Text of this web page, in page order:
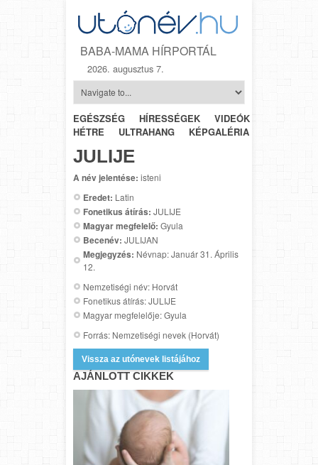
BABA-MAMA HÍRPORTÁL
2026. augusztus 7.
EGÉSZSÉG HÍRESSÉGEK VIDEÓK
HÉTRŐL-
HÉTRE
ULTRAHANG KÉPGALÉRIA
JULIJE
A név jelentése: isteni
Eredet: Latin
Fonetikus átírás: JULIJE
Magyar megfelelő: Gyula
Becenév: JULIJAN
Megjegyzés: Névnap: Január 31. Április
12.
Nemzetiségi név: Horvát
Fonetikus átírás: JULIJE
Magyar megfelelője: Gyula
Forrás: Nemzetiségi nevek (Horvát)
Vissza az utónevek listájához
AJÁNLOTT CIKKEK